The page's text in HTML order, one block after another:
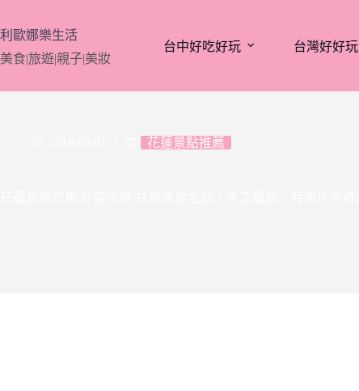
至
主
要
利歐娜樂生活
美食|旅遊|親子|美妝
台中好吃好玩 台灣好好玩
花蓮景點推薦